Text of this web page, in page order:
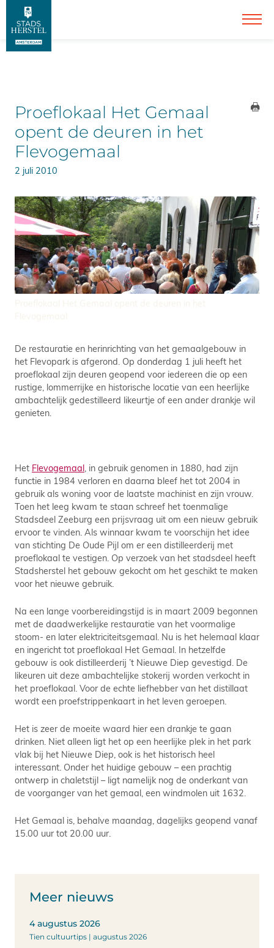
Proeflokaal Het Gemaal
opent de deuren in het
Flevogemaal
2 juli 2010
De restauratie en herinrichting van het gemaalgebouw in
het Flevopark is afgerond. Op donderdag 1 juli heeft het
proeflokaal zijn deuren geopend voor iedereen die op een
rustige, lommerrijke en historische locatie van een heerlijke
ambachtelijk gedestilleerd likeurtje of een ander drankje wil
genieten.
Het Flevogemaal , in gebruik genomen in 1880, had zijn
functie in 1984 verloren en daarna bleef het tot 2004 in
gebruik als woning voor de laatste machinist en zijn vrouw.
Toen het leeg kwam te staan schreef het toenmalige
Stadsdeel Zeeburg een prijsvraag uit om een nieuw gebruik
ervoor te vinden. Als winnaar kwam te voorschijn het idee
van stichting De Oude Pijl om er een distilleerderij met
proeflokaal te vestigen. Op verzoek van het stadsdeel heeft
Stadsherstel het gebouw gekocht om het geschikt te maken
voor het nieuwe gebruik.
Na een lange voorbereidingstijd is in maart 2009 begonnen
met de daadwerkelijke restauratie van het voormalige
stoom- en later elektriciteitsgemaal. Nu is het helemaal klaar
en ingericht tot proeflokaal Het Gemaal. In hetzelfde
gebouw is ook distilleerderij ’t Nieuwe Diep gevestigd. De
likeuren uit deze ambachtelijke stokerij worden verkocht in
het proeflokaal. Voor de echte liefhebber van het distillaat
wordt een proefstrippenkaart in het leven geroepen.
Het is zeer de moeite waard hier een drankje te gaan
drinken. Niet alleen ligt het op een heerlijke plek in het park
vlak bij het Nieuwe Diep, ook is het historisch heel
interessant. Onder het huidige gebouw – een prachtig
ontwerp in chaletstijl – ligt namelijk nog de onderkant van
de voorganger van het gemaal, een windmolen uit 1632.
Het Gemaal is, behalve maandag, dagelijks geopend vanaf
15.00 uur tot 20.00 uur.
Meer nieuws
4 augustus 2026
Tien cultuurtips | augustus 2026